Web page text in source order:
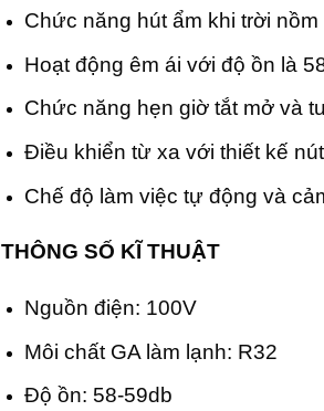
Chức năng hút ẩm khi trời nồm
Hoạt động êm ái với độ ồn là
Chức năng hẹn giờ tắt mở và
Điều khiển từ xa với thiết kế
Chế độ làm việc tự động và
THÔNG SỐ KĨ THUẬT
Nguồn điện: 100V
Môi chất GA làm lạnh: R32
Độ ồn: 58-59db